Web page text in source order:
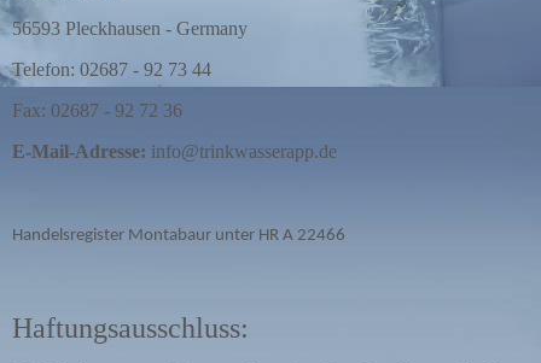
56593 Pleckhausen - Germany
Telefon: 02687 - 92 73 44
Fax: 02687 - 92 72 36
E-Mail-Adresse: info@trinkwasserapp.de
Handelsregister Montabaur unter HR A 22466
Haftungsausschluss: